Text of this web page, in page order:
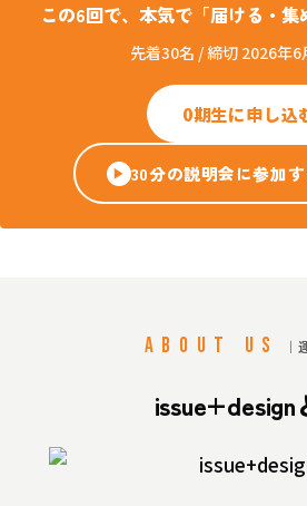
この6回で、本気で「届ける・集
先着30名 / 締切 2026年6
0期生に申し込
▶ 30分の説明会に参加す
ABOUT US ｜
issue+design